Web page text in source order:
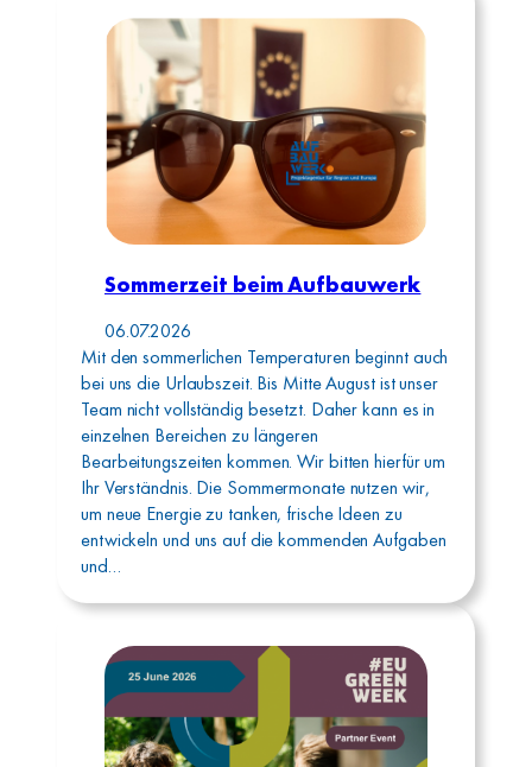
Sommerzeit beim Aufbauwerk
06.07.2026
Mit den sommerlichen Temperaturen beginnt auch
bei uns die Urlaubszeit. Bis Mitte August ist unser
Team nicht vollständig besetzt. Daher kann es in
einzelnen Bereichen zu längeren
Bearbeitungszeiten kommen. Wir bitten hierfür um
Ihr Verständnis. Die Sommermonate nutzen wir,
um neue Energie zu tanken, frische Ideen zu
entwickeln und uns auf die kommenden Aufgaben
und…